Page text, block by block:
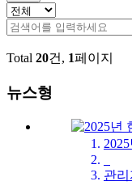
Total 20건, 1페이지
뉴스형
관